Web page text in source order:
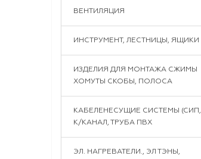
ВЕНТИЛЯЦИЯ
ИНСТРУМЕНТ, ЛЕСТНИЦЫ, ЯЩИКИ
ИЗДЕЛИЯ ДЛЯ МОНТАЖА СЖИМЫ
ХОМУТЫ СКОБЫ, ПОЛОСА
КАБЕЛЕНЕСУЩИЕ СИСТЕМЫ (СИП,
К/КАНАЛ, ТРУБА ПВХ
ЭЛ. НАГРЕВАТЕЛИ., ЭЛ ТЭНЫ,